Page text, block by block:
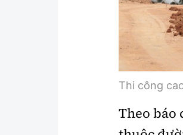
Hồ sơ tài liệu
Thế giới giao thông
Thế giới xây dựng
Thi công
Theo báo